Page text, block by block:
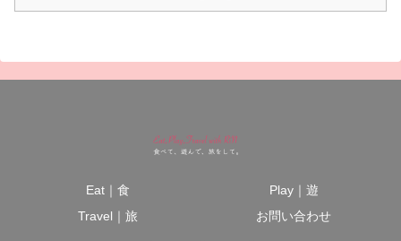
Eat｜食
Play｜遊
Travel｜旅
お問い合わせ